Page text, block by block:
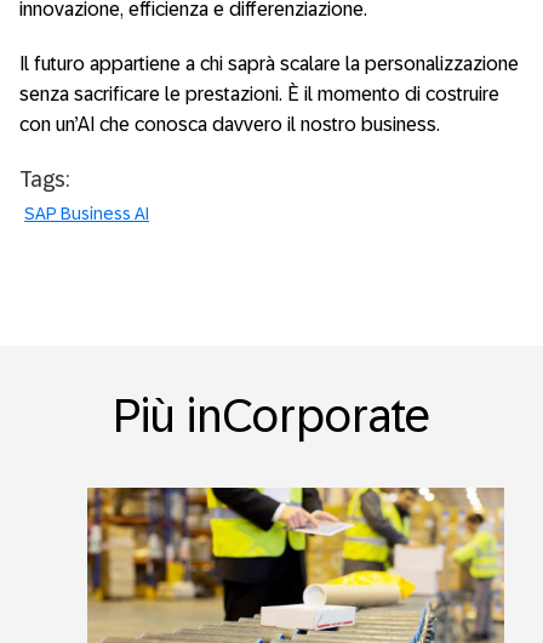
innovazione, efficienza e differenziazione.
Il futuro appartiene a chi saprà scalare la personalizzazione
senza sacrificare le prestazioni. È il momento di costruire
con un’AI che conosca davvero il nostro business.
Tags:
SAP Business AI
Più inCorporate